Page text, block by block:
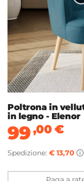
Poltrona in
in legno - Elenor
99,00€
Spedizione: € 13,70